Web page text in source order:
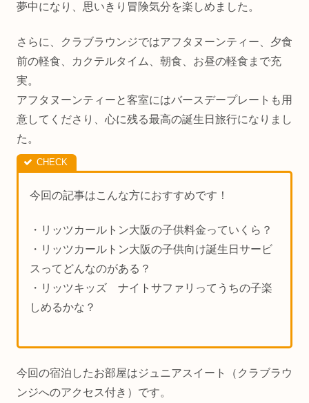
夢中になり、思いきり冒険気分を楽しめました。
さらに、クラブラウンジではアフタヌーンティー、夕食
前の軽食、カクテルタイム、朝食、お昼の軽食まで充
実。
アフタヌーンティーと客室にはバースデープレートも用
意してくださり、心に残る最高の誕生日旅行になりまし
た。
今回の記事はこんな方におすすめです！
・リッツカールトン大阪の子供料金っていくら？
・リッツカールトン大阪の子供向け誕生日サービ
スってどんなのがある？
・リッツキッズ ナイトサファリってうちの子楽
しめるかな？
今回の宿泊したお部屋はジュニアスイート（クラブラウ
ンジへのアクセス付き）です。